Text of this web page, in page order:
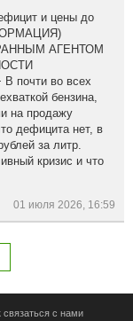
и цены до
АГЕНТОМ
во всех
бензина,
на продажу
дефицита нет, в
за литр.
кризис и что
01 июля 2026, 16:59
связаться с нами